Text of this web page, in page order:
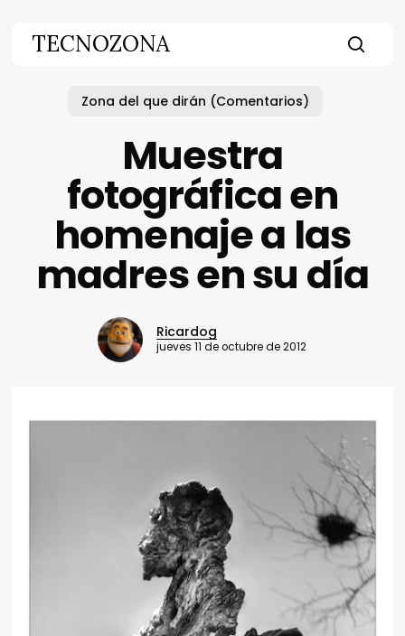
TECNOZONA
Zona del que dirán (Comentarios)
Muestra
fotográfica en
homenaje a las
madres en su día
Ricardog
jueves 11 de octubre de 2012